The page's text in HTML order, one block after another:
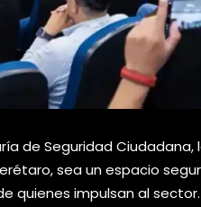
de Seguridad
sea un espacio
quienes impulsan al